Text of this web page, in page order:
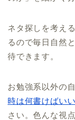
ネタ探しを考え
るので毎日自然
待できます。
お勉強系以外の
時は何書けばいい
さい。色んな視